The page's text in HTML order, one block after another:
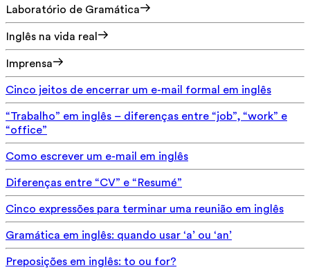
Laboratório de Gramática
Inglês na vida real
Imprensa
Cinco jeitos de encerrar um e-mail formal em inglês
“Trabalho” em inglês – diferenças entre “job”, “work” e
“office”
Como escrever um e-mail em inglês
Diferenças entre “CV” e “Resumé”
Cinco expressões para terminar uma reunião em inglês
Gramática em inglês: quando usar ‘a’ ou ‘an’
Preposições em inglês: to ou for?